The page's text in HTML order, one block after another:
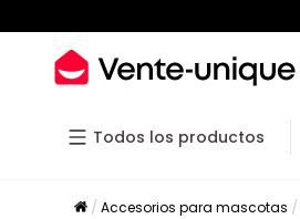
Todos los productos
Accesorios para mascotas